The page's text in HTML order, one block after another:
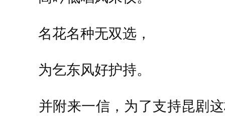
名花名种无双选，
为乞东风好护持。
并附来一信，为了支持昆剧这